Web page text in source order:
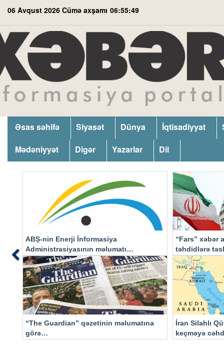
06 Avqust 2026 Cümə axşamı 06:55:50
Əsas səhifə Siyasət Dünya İqtisadiyyat
Mədəniyyət
Digər Yazarlar Dil
ABŞ-nin Enerji İnformasiya
Administrasiyasının məlumatı
əsasında…
“Fars” xəbər
təhdidlərə
“The Guardian” qəzetinin məlumatına
görə…
İran Silahlı
keçməyə
Previous